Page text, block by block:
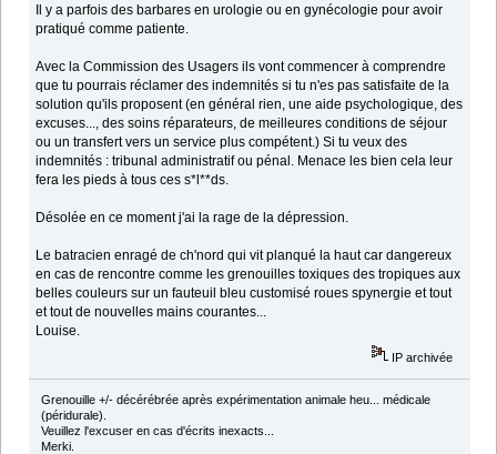
Il y a parfois des barbares en urologie ou en gynécologie pour avoir
pratiqué comme patiente.
Avec la Commission des Usagers ils vont commencer à comprendre
que tu pourrais réclamer des indemnités si tu n'es pas satisfaite de la
solution qu'ils proposent (en général rien, une aide psychologique, des
excuses..., des soins réparateurs, de meilleures conditions de séjour
ou un transfert vers un service plus compétent.) Si tu veux des
indemnités : tribunal administratif ou pénal. Menace les bien cela leur
fera les pieds à tous ces s*l**ds.
Désolée en ce moment j'ai la rage de la dépression.
Le batracien enragé de ch'nord qui vit planqué la haut car dangereux
en cas de rencontre comme les grenouilles toxiques des tropiques aux
belles couleurs sur un fauteuil bleu customisé roues spynergie et tout
et tout de nouvelles mains courantes...
Louise.
IP archivée
Grenouille +/- décérébrée après expérimentation animale heu... médicale
(péridurale).
Veuillez l'excuser en cas d'écrits inexacts...
Merki.